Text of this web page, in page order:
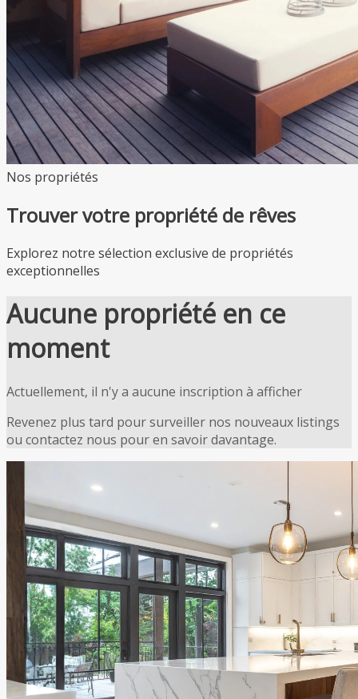
Nos propriétés
Trouver votre propriété de rêves
Explorez notre sélection exclusive de propriétés
exceptionnelles
Aucune propriété en ce
moment
Actuellement, il n'y a aucune inscription à afficher
Revenez plus tard pour surveiller nos nouveaux listings
ou contactez nous pour en savoir davantage.